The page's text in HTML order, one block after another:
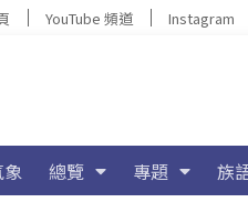
YouTube 頻道 Instagram
總覽 專題 族